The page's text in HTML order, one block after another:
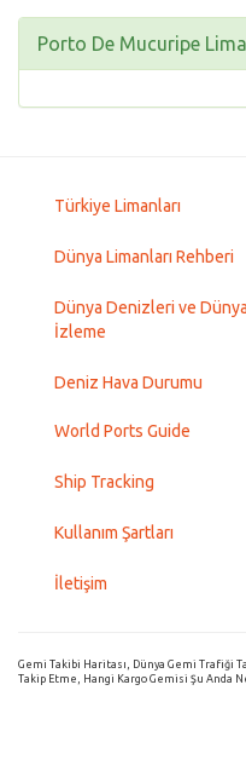
Porto De Mucuripe
Türkiye Limanları
Dünya Limanları Rehberi
Dünya Denizleri ve
İzleme
Deniz Hava Durumu
World Ports Guide
Ship Tracking
Kullanım Şartları
İletişim
Gemi Takibi Haritası, Dünya Gemi Trafiği
Takip Etme, Hangi Kargo Gemisi Şu Anda